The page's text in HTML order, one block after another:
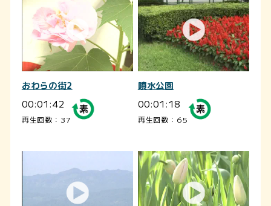
おわらの街2
00:01:42
再生回数：37
噴水公園
00:01:18
再生回数：65